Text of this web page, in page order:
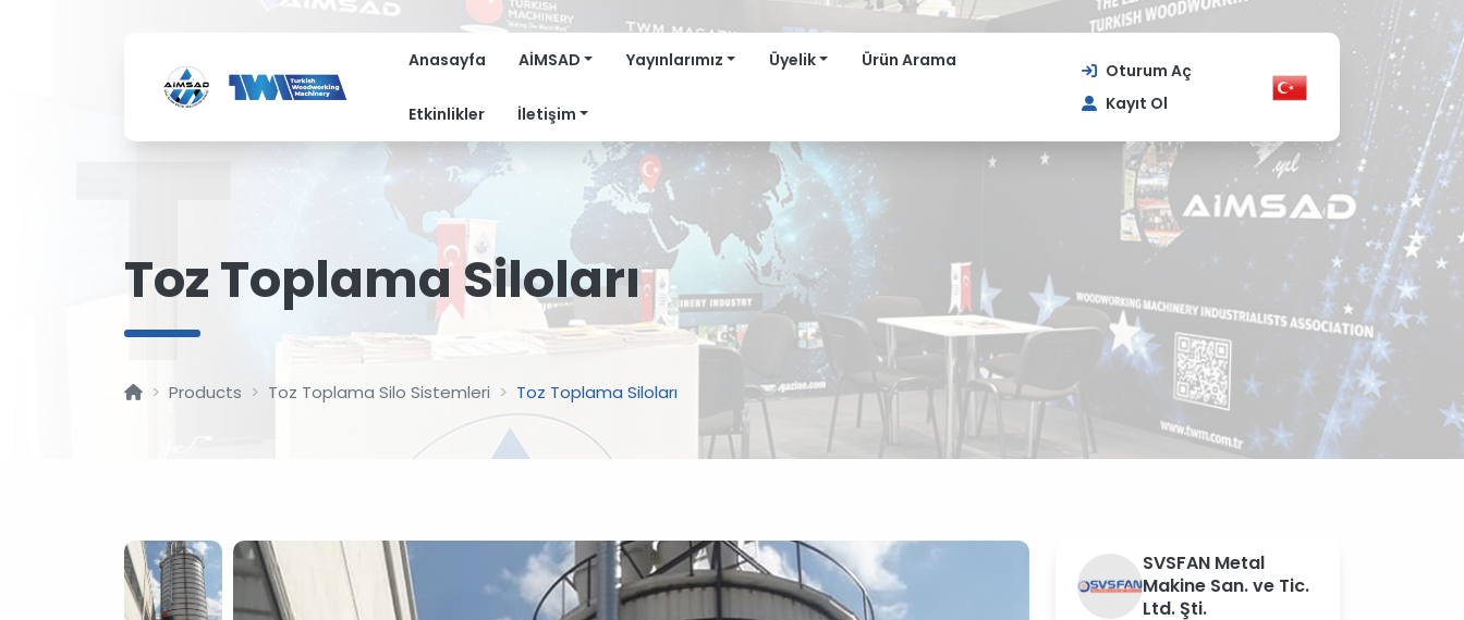
Anasayfa AİMSAD Yayınlarımız Üyelik Ürün Arama
Etkinlikler İletişim
Oturum Aç
Kayıt Ol
T
Toz Toplama Siloları
Products Toz Toplama Silo Sistemleri Toz Toplama Siloları
?
SVSFAN Metal
Makine San. ve Tic.
Ltd. Şti.